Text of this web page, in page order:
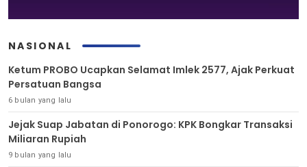
NASIONAL
Ketum PROBO Ucapkan Selamat Imlek 2577, Ajak Perkuat
Persatuan Bangsa
6 bulan yang lalu
Jejak Suap Jabatan di Ponorogo: KPK Bongkar Transaksi
Miliaran Rupiah
9 bulan yang lalu